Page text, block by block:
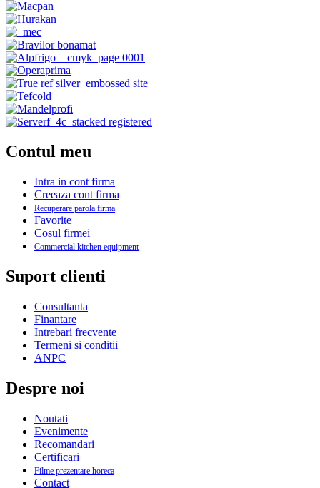
Contul meu
Intra in cont firma
Creeaza cont firma
Recuperare parola firma
Favorite
Cosul firmei
Commercial kitchen equipment
Suport clienti
Consultanta
Finantare
Intrebari frecvente
Termeni si conditii
ANPC
Despre noi
Noutati
Evenimente
Recomandari
Certificari
Filme prezentare horeca
Contact